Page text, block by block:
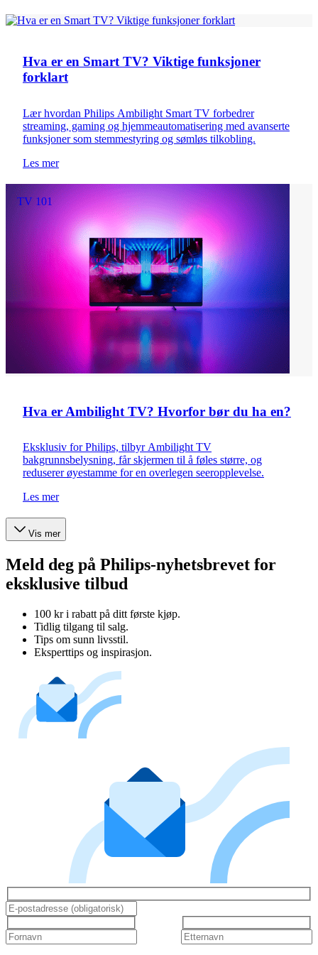
Hva er en Smart TV? Viktige funksjoner
forklart
Lær hvordan Philips Ambilight Smart TV forbedrer
streaming, gaming og hjemmeautomatisering med avanserte
funksjoner som stemmestyring og sømløs tilkobling.
Les mer
TV 101
Hva er Ambilight TV? Hvorfor bør du ha en?
Eksklusiv for Philips, tilbyr Ambilight TV
bakgrunnsbelysning, får skjermen til å føles større, og
reduserer øyestamme for en overlegen seeropplevelse.
Les mer
Vis mer
Meld deg på Philips-nyhetsbrevet for
eksklusive tilbud
100 kr i rabatt på ditt første kjøp.
Tidlig tilgang til salg.
Tips om sunn livsstil.
Eksperttips og inspirasjon.